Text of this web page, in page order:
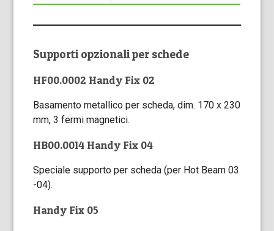
Supporti opzionali per schede
HF00.0002 Handy Fix 02
Basamento metallico per scheda, dim. 170 x 230
mm, 3 fermi magnetici.
HB00.0014 Handy Fix 04
Speciale supporto per scheda (per Hot Beam 03
-04).
Handy Fix 05